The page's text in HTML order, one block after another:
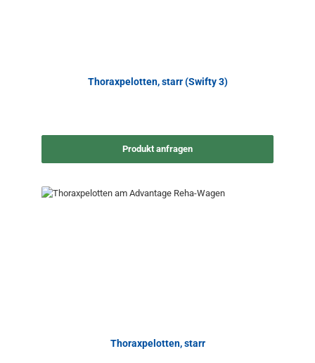
Thoraxpelotten, starr (Swifty 3)
Produkt anfragen
Thoraxpelotten, starr